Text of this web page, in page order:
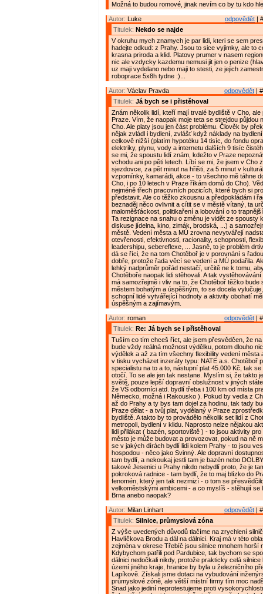
Možná to budou romové, jinak nevím co by tu kdo
odpovědět |
Autor: Luke
Titulek: Nekdo se najde
V okruhu mych znamych je par lidi, kteri se sem
hadejte odkud: z Prahy. Jsou to sice vyjimky, ale to
krasna priroda a klid. Platovy prumer v nasem
nic ale vzdycky kazdemu nemusi jit jen o penize
uz maji vydelano nebo maji to stesti, ze jejich
roboprace 5x8h tydne :)...
odpovědět |
Autor: Václav Pravda
Titulek: Já bych se i přistěhoval
Znám několik lidí, kteří mají trvalé bydliště v Cho,
Praze. Vím, že naopak moje teta se strejdou půjdou
Cho. Ale platy jsou jen část problému. Člověk by
nějak zvládl i bydlení, zvlášť když náklady na
celkově nižší (platím hypotéku 14 tisíc, do fondu
elektriky, plynu, vody a internetu dalších 9 tisíc
se mi, že spoustu lidí znám, kdežto v Praze
vchodu ani po pěti letech. Líbí se mi, že jsem v Cho
sjezdovce, za pět minut na hřišti, za 5 minut v
vzpomínky, kamarádi, akce - to všechno mě táhne
Cho, i po 10 letech v Praze říkám domů do Cho).
nejméně třech pracovních pozicích, které bych si
představit. Ale co těžko zkousnu a předpokládám i
beznaděj něco ovlivnit a cítit se v městě vítaný, ta
maloměšťáckost, politikaření a lobování o to
Ta rezignace na snahu o změnu je vidět ze spousty
diskuse jídelna, kino, zimák, brodská, ...) a
městě. Vedení města a MÚ zrovna nevytvářejí
otevřenosti, efektivnosti, racionality, schopnosti,
leadershipu, sebereflexe, ... Jasně, to je problém
dá se říci, že na tom Chotěboř je v porovnání s
dobře, protože řada věcí se vedení a MÚ podařila.
lehký nadprůměr pořád nestačí, určitě ne k tomu,
Chotěboře naopak lidi stěhovali. A tak vystěhovávání
má samozřejmě i vliv na to, že Chotěboř těžko bude
městem bohatým a úspěšným, to se docela
schopní lidé vytvářející hodnoty a aktivity obohatí
úspěšným a zajímavým.
odpovědět |
Autor: roman
Titulek: Re: Já bych se i přistěhoval
Tuším co tím chceš říct, ale jsem přesvědčen, že
bude vždy reálná možnost výdělku, potom dlouho
výdělek a až za tím všechny flexibility vedení města
v tisku vycházet inzeráty typu: NATE a.s. Chotěboř
specialistu na to a to, nástupní plat 45.000 Kč, tak
otočí. To se ale jen tak nestane. Myslím si, že takto
světě, pouze lepší dopravní obslužnost v jiných
že VŠ odborníci atd. bydlí třeba i 100 km od místa
Německo, možná i Rakousko ). Pokud by vedla z
až do Prahy a ty bys tam dojel za hodinu, tak tady
Praze dělat - a tvůj plat, vydělaný v Praze
bydliště. A takto by to provádělo několik set lidí z
metropoli, bydlení v klidu. Naprosto nelze nějakou
lidi přilákat ( bazén, sportoviště ) - to jsou aktivity
město je může budovat a provozovat, pokud na ně
se v jakých dírách bydlí lidi kolem Prahy - to jsou
hospodou - něco jako Svinný. Ale dopravní
tam bydlí, a nekoukaj jestli tam je bazén nebo
takové Jesenici u Prahy nikdo nebydlí proto, že je
pokroková radnice - tam bydlí, že to maj blízko do
fenomén, který jen tak nezmizí - o tom se
velkoměstskými ambicemi - a co myslíš - stěhujií se
Brna anebo naopak?
odpovědět |
Autor: Milan Linhart
Titulek: Silnice, průmyslová zóna
Z výše uvedených důvodů tlačíme na zrychlení
Havlíčkova Brodu a dál na dálnici. Kraj má v této
zejména v okrese Třebíč jsou silnice mnohem horší
Kdybychom patřili pod Pardubice, tak bychom se
dálnici nedočkali nikdy, protože prakticky celá silnice
území jiného kraje, hranice by byla u železničního
Lapíkově. Získali jsme dotaci na vybudování
průmyslové zóně, ale větší místní firmy tím moc
Snad jako jediní neprotestujeme proti